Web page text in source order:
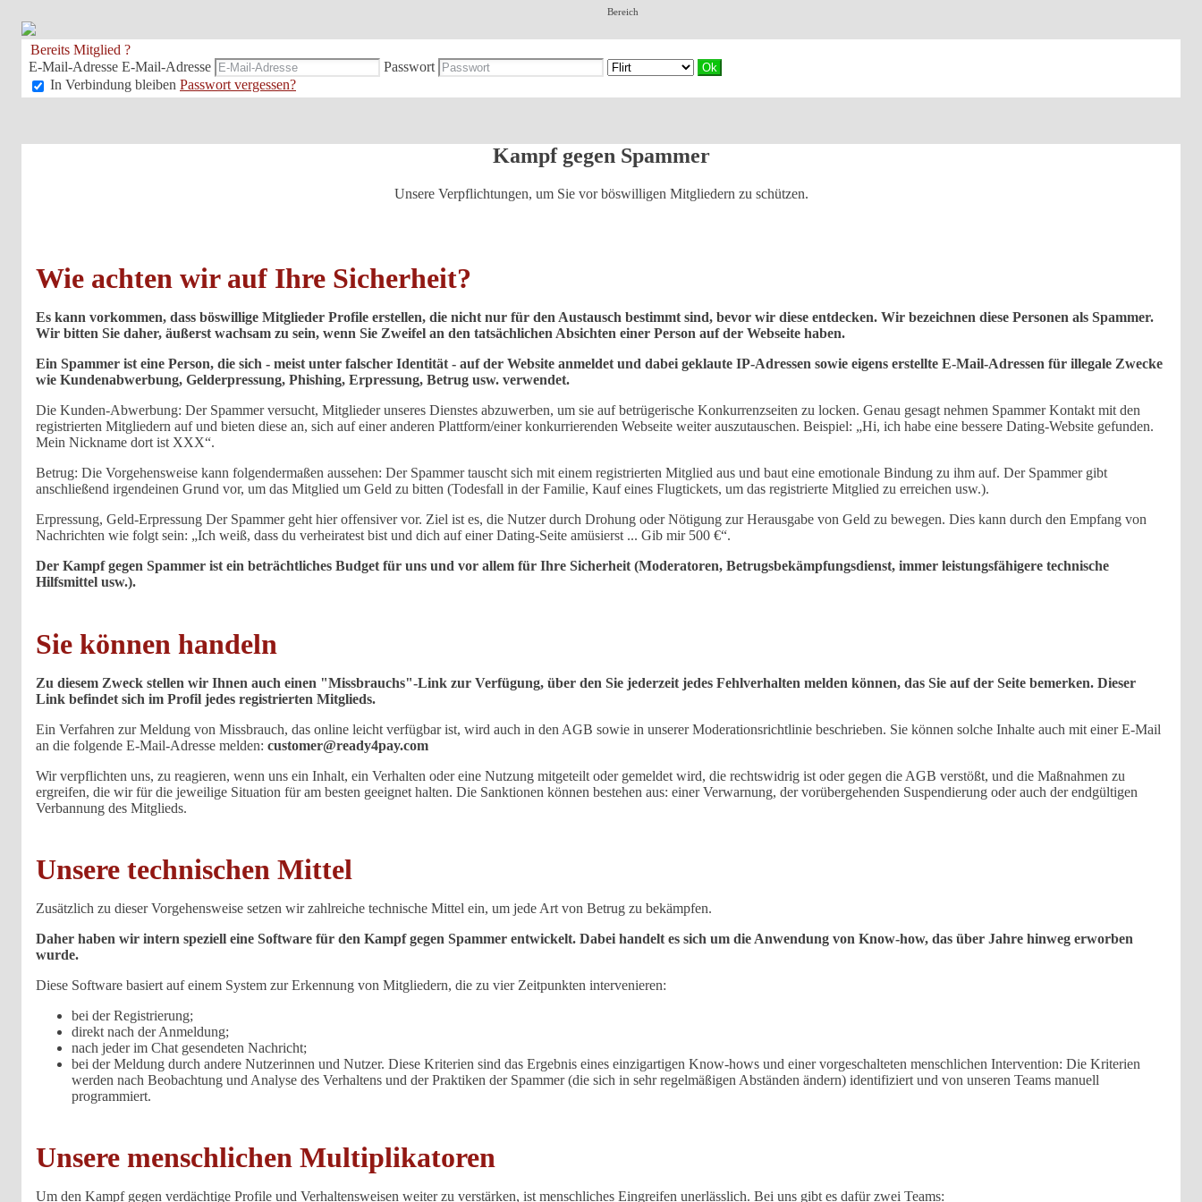
Bereits Mitglied ?
E-Mail-Adresse E-Mail-Adresse Passwort
Bereich
In Verbindung bleiben Passwort vergessen?
Kampf gegen Spammer
Unsere Verpflichtungen, um Sie vor böswilligen Mitgliedern zu schützen.
Wie achten wir auf Ihre Sicherheit?
Es kann vorkommen, dass böswillige Mitglieder Profile erstellen, die nicht nur für den Austausch bestimmt sind, bevor wir diese entdecken. Wir bezeichnen diese Personen als Spammer.
Wir bitten Sie daher, äußerst wachsam zu sein, wenn Sie Zweifel an den tatsächlichen Absichten einer Person auf der Webseite haben.
Ein Spammer ist eine Person, die sich - meist unter falscher Identität - auf der Website anmeldet und dabei geklaute IP-Adressen sowie eigens erstellte E-Mail-Adressen für illegale Zwecke
wie Kundenabwerbung, Gelderpressung, Phishing, Erpressung, Betrug usw. verwendet.
Die Kunden-Abwerbung: Der Spammer versucht, Mitglieder unseres Dienstes abzuwerben, um sie auf betrügerische Konkurrenzseiten zu locken. Genau gesagt nehmen Spammer Kontakt mit den
registrierten Mitgliedern auf und bieten diese an, sich auf einer anderen Plattform/einer konkurrierenden Webseite weiter auszutauschen. Beispiel: „Hi, ich habe eine bessere Dating-Website gefunden.
Mein Nickname dort ist XXX“.
Betrug: Die Vorgehensweise kann folgendermaßen aussehen: Der Spammer tauscht sich mit einem registrierten Mitglied aus und baut eine emotionale Bindung zu ihm auf. Der Spammer gibt
anschließend irgendeinen Grund vor, um das Mitglied um Geld zu bitten (Todesfall in der Familie, Kauf eines Flugtickets, um das registrierte Mitglied zu erreichen usw.).
Erpressung, Geld-Erpressung Der Spammer geht hier offensiver vor. Ziel ist es, die Nutzer durch Drohung oder Nötigung zur Herausgabe von Geld zu bewegen. Dies kann durch den Empfang von
Nachrichten wie folgt sein: „Ich weiß, dass du verheiratest bist und dich auf einer Dating-Seite amüsierst ... Gib mir 500 €“.
Der Kampf gegen Spammer ist ein beträchtliches Budget für uns und vor allem für Ihre Sicherheit (Moderatoren, Betrugsbekämpfungsdienst, immer leistungsfähigere technische
Hilfsmittel usw.).
Sie können handeln
Zu diesem Zweck stellen wir Ihnen auch einen "Missbrauchs"-Link zur Verfügung, über den Sie jederzeit jedes Fehlverhalten melden können, das Sie auf der Seite bemerken. Dieser
Link befindet sich im Profil jedes registrierten Mitglieds.
Ein Verfahren zur Meldung von Missbrauch, das online leicht verfügbar ist, wird auch in den AGB sowie in unserer Moderationsrichtlinie beschrieben. Sie können solche Inhalte auch mit einer E-Mail
an die folgende E-Mail-Adresse melden: customer@ready4pay.com
Wir verpflichten uns, zu reagieren, wenn uns ein Inhalt, ein Verhalten oder eine Nutzung mitgeteilt oder gemeldet wird, die rechtswidrig ist oder gegen die AGB verstößt, und die Maßnahmen zu
ergreifen, die wir für die jeweilige Situation für am besten geeignet halten. Die Sanktionen können bestehen aus: einer Verwarnung, der vorübergehenden Suspendierung oder auch der endgültigen
Verbannung des Mitglieds.
Unsere technischen Mittel
Zusätzlich zu dieser Vorgehensweise setzen wir zahlreiche technische Mittel ein, um jede Art von Betrug zu bekämpfen.
Daher haben wir intern speziell eine Software für den Kampf gegen Spammer entwickelt. Dabei handelt es sich um die Anwendung von Know-how, das über Jahre hinweg erworben
wurde.
Diese Software basiert auf einem System zur Erkennung von Mitgliedern, die zu vier Zeitpunkten intervenieren:
bei der Registrierung;
direkt nach der Anmeldung;
nach jeder im Chat gesendeten Nachricht;
bei der Meldung durch andere Nutzerinnen und Nutzer. Diese Kriterien sind das Ergebnis eines einzigartigen Know-hows und einer vorgeschalteten menschlichen Intervention: Die Kriterien
werden nach Beobachtung und Analyse des Verhaltens und der Praktiken der Spammer (die sich in sehr regelmäßigen Abständen ändern) identifiziert und von unseren Teams manuell
programmiert.
Unsere menschlichen Multiplikatoren
Um den Kampf gegen verdächtige Profile und Verhaltensweisen weiter zu verstärken, ist menschliches Eingreifen unerlässlich. Bei uns gibt es dafür zwei Teams: